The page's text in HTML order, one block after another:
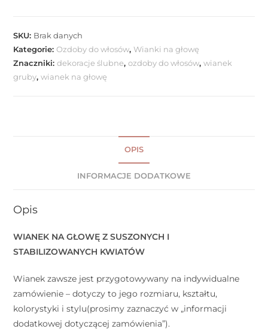
SKU: Brak danych
Kategorie:Ozdoby do włosów,Wianki na głowę
Znaczniki:dekoracje ślubne,ozdoby do włosów,wianek
gruby,wianek na głowę
OPIS
INFORMACJE DODATKOWE
Opis
WIANEK NA GŁOWĘ Z SUSZONYCH I
STABILIZOWANYCH KWIATÓW
Wianek zawsze jest przygotowywany na indywidualne
zamówienie – dotyczy to jego rozmiaru, kształtu,
kolorystyki i stylu(prosimy zaznaczyć w „informacji
dodatkowej dotyczącej zamówienia”).